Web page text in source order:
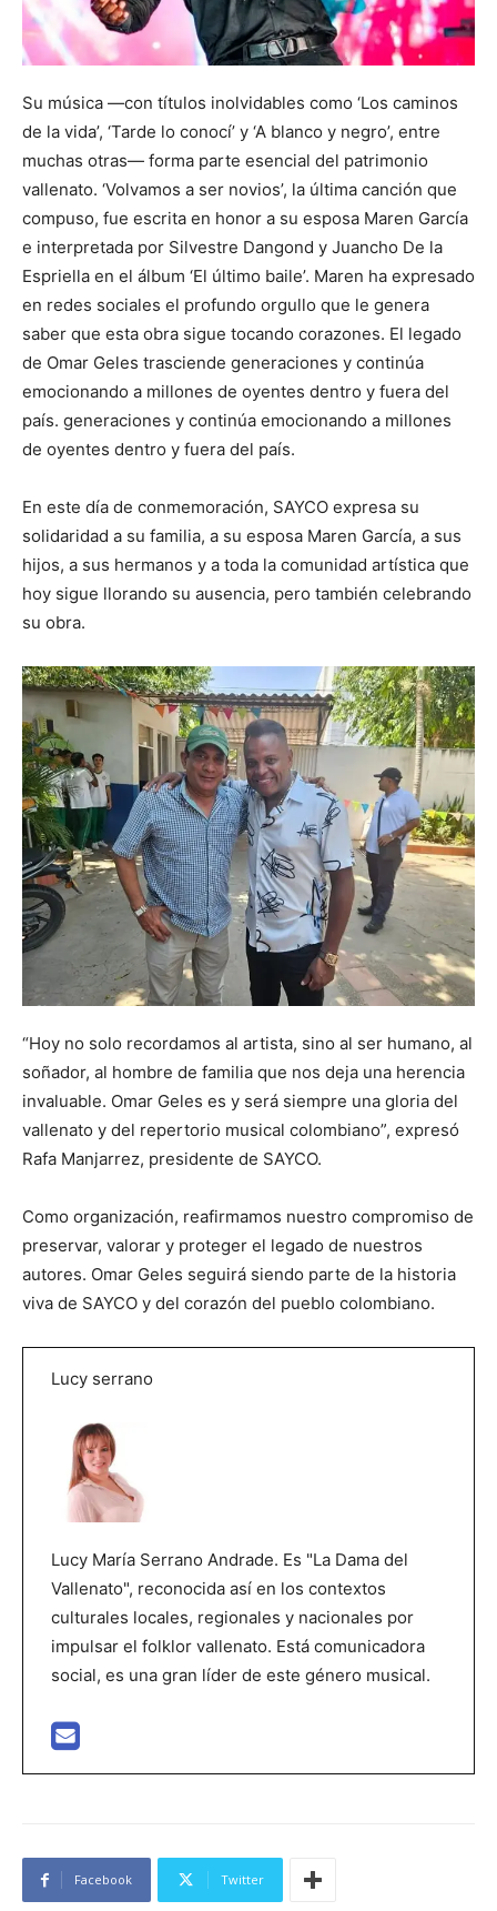
Su música —con títulos inolvidables como ‘Los caminos
de la vida’, ‘Tarde lo conocí’ y ‘A blanco y negro’, entre
muchas otras— forma parte esencial del patrimonio
vallenato. ‘Volvamos a ser novios’, la última canción que
compuso, fue escrita en honor a su esposa Maren García
e interpretada por Silvestre Dangond y Juancho De la
Espriella en el álbum ‘El último baile’. Maren ha expresado
en redes sociales el profundo orgullo que le genera
saber que esta obra sigue tocando corazones. El legado
de Omar Geles trasciende generaciones y continúa
emocionando a millones de oyentes dentro y fuera del
país. generaciones y continúa emocionando a millones
de oyentes dentro y fuera del país.
En este día de conmemoración, SAYCO expresa su
solidaridad a su familia, a su esposa Maren García, a sus
hijos, a sus hermanos y a toda la comunidad artística que
hoy sigue llorando su ausencia, pero también celebrando
su obra.
“Hoy no solo recordamos al artista, sino al ser humano, al
soñador, al hombre de familia que nos deja una herencia
invaluable. Omar Geles es y será siempre una gloria del
vallenato y del repertorio musical colombiano”, expresó
Rafa Manjarrez, presidente de SAYCO.
Como organización, reafirmamos nuestro compromiso de
preservar, valorar y proteger el legado de nuestros
autores. Omar Geles seguirá siendo parte de la historia
viva de SAYCO y del corazón del pueblo colombiano.
Lucy serrano
Lucy María Serrano Andrade. Es "La Dama del
Vallenato", reconocida así en los contextos
culturales locales, regionales y nacionales por
impulsar el folklor vallenato. Está comunicadora
social, es una gran líder de este género musical.
Facebook Twitter